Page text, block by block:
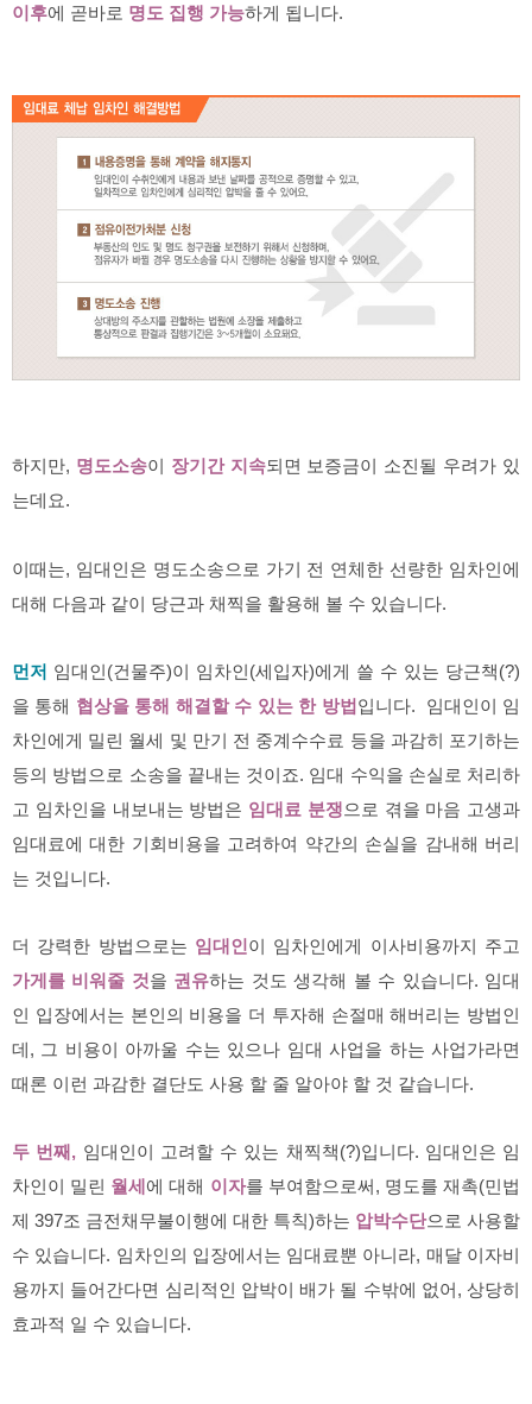
이후에 곧바로 명도 집행 가능하게 됩니다.
하지만, 명도소송이 장기간 지속되면 보증금이 소진될 우려가 있
는데요.
이때는, 임대인은 명도소송으로 가기 전 연체한 선량한 임차인에
대해 다음과 같이 당근과 채찍을 활용해 볼 수 있습니다.
먼저 임대인(건물주)이 임차인(세입자)에게 쓸 수 있는 당근책(?)
을 통해 협상을 통해 해결할 수 있는 한 방법 입니다. 임대인이 임
차인에게 밀린 월세 및 만기 전 중계수수료 등을 과감히 포기하는
등의 방법으로 소송을 끝내는 것이죠. 임대 수익을 손실로 처리하
고 임차인을 내보내는 방법은 임대료 분쟁으로 겪을 마음 고생과
임대료에 대한 기회비용을 고려하여 약간의 손실을 감내해 버리
는 것입니다.
더 강력한 방법으로는 임대인 이 임차인에게 이사비용까지 주고
가게를 비워줄 것을 권유하는 것도 생각해 볼 수 있습니다. 임대
인 입장에서는 본인의 비용을 더 투자해 손절매 해버리는 방법인
데, 그 비용이 아까울 수는 있으나 임대 사업을 하는 사업가라면
때론 이런 과감한 결단도 사용 할 줄 알아야 할 것 같습니다.
두 번째, 임대인이 고려할 수 있는 채찍책(?)입니다. 임대인은 임
차인이 밀린 월세 에 대해 이자를 부여함으로써, 명도를 재촉(민법
제 397조 금전채무불이행에 대한 특칙)하는 압박수단으로 사용할
수 있습니다. 임차인의 입장에서는 임대료뿐 아니라, 매달 이자비
용까지 들어간다면 심리적인 압박이 배가 될 수밖에 없어, 상당히
효과적 일 수 있습니다.